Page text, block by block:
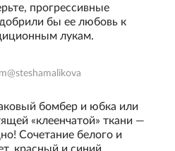
прогрессивные
бы ее любовь к
лукам.
бомбер и юбка или
«клеенчатой» ткани —
Сочетание белого и